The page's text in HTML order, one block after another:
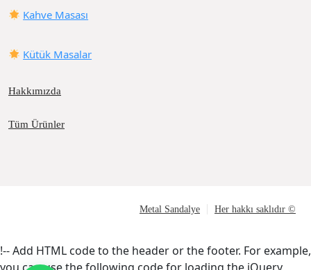
Kahve Masası
Kütük Masalar
Hakkımızda
Tüm Ürünler
Metal Sandalye Her hakkı saklıdır ©
!-- Add HTML code to the header or the footer. For example,